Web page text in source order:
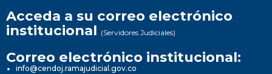
Acceda a su correo electrónico
institucional (Servidores Judiciales)
Correo electrónico institucional:
info@cendoj.ramajudicial.gov.co